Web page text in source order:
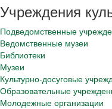
Учреждения
Подведомственные
Ведомственные музеи
Библиотеки
Музеи
Культурно-досуговые
Образовательные
Молодежные организации